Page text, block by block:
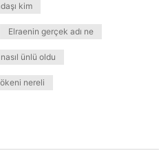
kim
Elraenin gerçek adı ne
ünlü oldu
nereli